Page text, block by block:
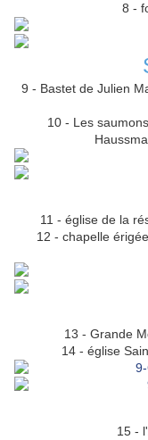
8 -
9 - Bastet de Julien
10 - Les
11 - église de la
12 - chapelle
13 - Grande
14 - église
15 -